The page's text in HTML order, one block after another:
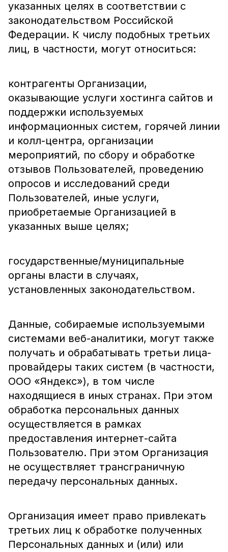
указанных целях в соответствии с
законодательством Российской
Федерации. К числу подобных третьих
лиц, в частности, могут относиться:
контрагенты Организации,
оказывающие услуги хостинга сайтов и
поддержки используемых
информационных систем, горячей линии
и колл-центра, организации
мероприятий, по сбору и обработке
отзывов Пользователей, проведению
опросов и исследований среди
Пользователей, иные услуги,
приобретаемые Организацией в
указанных выше целях;
государственные/муниципальные
органы власти в случаях,
установленных законодательством.
Данные, собираемые используемыми
системами веб-аналитики, могут также
получать и обрабатывать третьи лица-
провайдеры таких систем (в частности,
ООО «Яндекс»), в том числе
находящиеся в иных странах. При этом
обработка персональных данных
осуществляется в рамках
предоставления интернет-сайта
Пользователю. При этом Организация
не осуществляет трансграничную
передачу персональных данных.
Организация имеет право привлекать
третьих лиц к обработке полученных
Персональных данных и (или) или